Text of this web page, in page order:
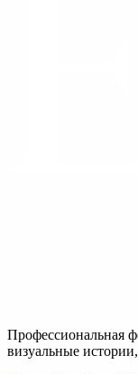
Профессиональная
визуальные